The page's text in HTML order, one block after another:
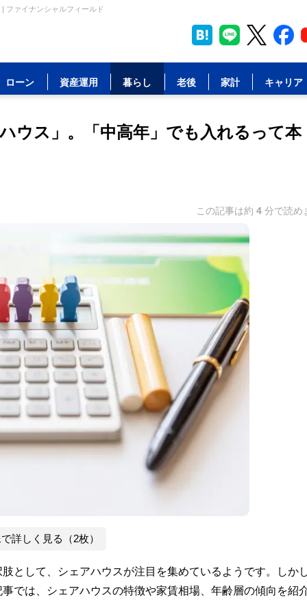
ファイナンシャルフィールド
ローン 資産運用 暮らし 老後 家計 キャリア
ウス」。「中高年」でも入れるって本
この記事は約 4 分で読め
詳しく見る（2枚）
として、シェアハウスが注目を集めているようです。しか
では、シェアハウスの特徴や家賃相場、年齢層の傾向を紹介